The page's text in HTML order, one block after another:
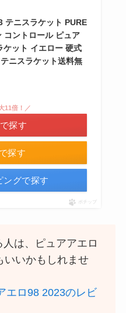
テニスラケット PURE
コントロール ピュア
ット イエロー 硬式
ニスラケット送料無
探す
11倍！／
探す
ングで探す
ポチップ
は、ピュアアエロ
いいかもしれませ
エロ98 2023のレビ